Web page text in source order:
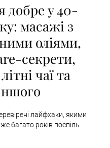
добре у 40-
масажі з
оліями,
секрети,
чаї та
лайфхаки, якими
багато років поспіль